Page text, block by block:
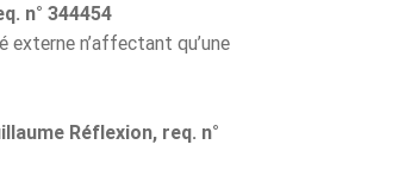
n° 344454
externe n’affectant qu’une
Réflexion, req. n°